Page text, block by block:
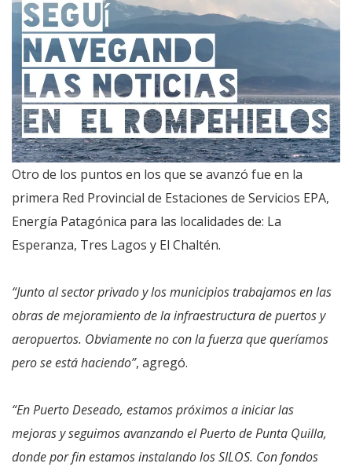
Otro de los puntos en los que se avanzó fue en la
primera Red Provincial de Estaciones de Servicios EPA,
Energía Patagónica para las localidades de: La
Esperanza, Tres Lagos y El Chaltén.
“Junto al sector privado y los municipios trabajamos en las
obras de mejoramiento de la infraestructura de puertos y
aeropuertos. Obviamente no con la fuerza que queríamos
pero se está haciendo”, agregó.
“En Puerto Deseado, estamos próximos a iniciar las
mejoras y seguimos avanzando el Puerto de Punta Quilla,
donde por fin estamos instalando los SILOS. Con fondos